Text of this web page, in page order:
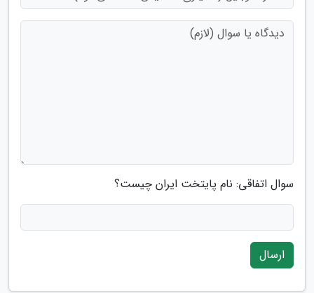
سوال اتفاقی: نام پایتخت ایران چیست؟
ارسال